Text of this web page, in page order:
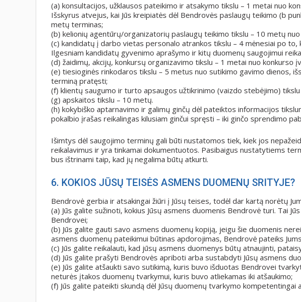
(a) konsultacijos, užklausos pateikimo ir atsakymo tikslu – 1 metai nuo
Išskyrus atvejus, kai Jūs kreipiatės dėl Bendrovės paslaugų teikimo (b
metų terminas;
(b) kelionių agentūrų/organizatorių paslaugų teikimo tikslu – 10 metų
(c) kandidatų į darbo vietas personalo atrankos tikslu – 4 mėnesiai po to,
Ilgesniam kandidatų gyvenimo aprašymo ir kitų duomenų saugojimui
(d) žaidimų, akcijų, konkursų organizavimo tikslu – 1 metai nuo konkurso
(e) tiesioginės rinkodaros tikslu – 5 metus nuo sutikimo gavimo dienos,
terminą pratęsti;
(f) klientų saugumo ir turto apsaugos užtikrinimo (vaizdo stebėjimo) tikslu
(g) apskaitos tikslu – 10 metų.
(h) kokybiško aptarnavimo ir galimų ginčų dėl pateiktos informacijos
pokalbio įrašas reikalingas kilusiam ginčui spręsti – iki ginčo sprendimo
Išimtys dėl saugojimo terminų gali būti nustatomos tiek, kiek jos
reikalavimus ir yra tinkamai dokumentuotos. Pasibaigus nustatytiems
bus ištrinami taip, kad jų negalima būtų atkurti.
6. KOKIOS JŪSŲ TEISĖS ASMENS DUOMENŲ SRITYJE?
Bendrovė gerbia ir atsakingai žiūri į Jūsų teises, todėl dar kartą norėtų
(a) Jūs galite sužinoti, kokius Jūsų asmens duomenis Bendrovė turi. Tai
Bendrovei;
(b) Jūs galite gauti savo asmens duomenų kopiją, jeigu šie duomenis
asmens duomenų pateikimui būtinas apdorojimas, Bendrovė pateiks
(c) Jūs galite reikalauti, kad jūsų asmens duomenys būtų atnaujinti,
(d) Jūs galite prašyti Bendrovės apriboti arba sustabdyti Jūsų asmens
(e) Jūs galite atšaukti savo sutikimą, kuris buvo išduotas Bendrovei
neturės įtakos duomenų tvarkymui, kuris buvo atliekamas iki atšaukimo;
(f) Jūs galite pateikti skundą dėl Jūsų duomenų tvarkymo kompetentingai